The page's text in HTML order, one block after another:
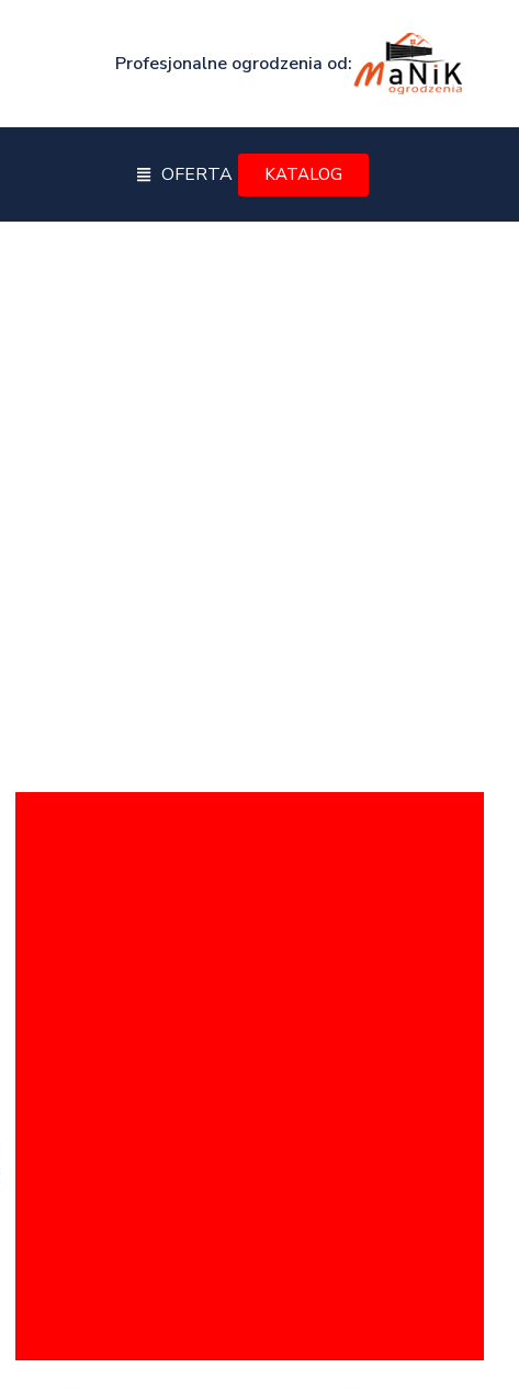
Profesjonalne ogrodzenia od:
OFERTA KATALOG